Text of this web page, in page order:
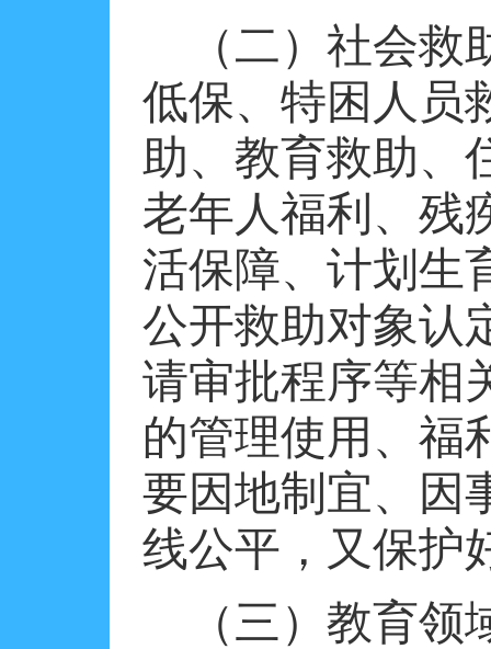
（二）社会
低保、特困人员
助、教育救助、
老年人福利、残
活保障、计划生
公开救助对象认
请审批程序等相
的管理使用、福
要因地制宜、因
线公平，又保护
（三）教育